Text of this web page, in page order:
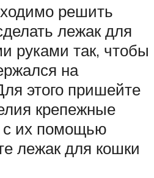
решить
лежак для
руками так, чтобы
на
этого пришейте
крепежные
их помощью
лежак для кошки